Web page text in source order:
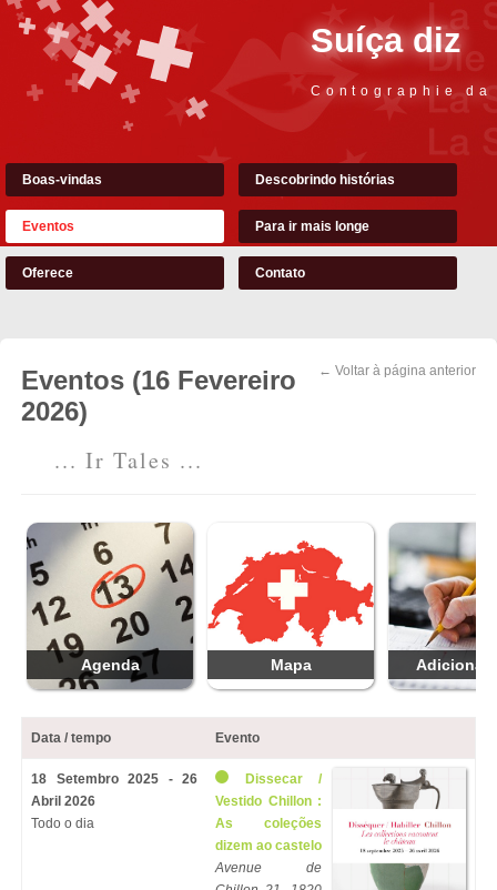
Suíça diz
Contographie
Boas-vindas Descobrindo histórias
Eventos Para ir mais longe
Oferece Contato
← Voltar à página anterior
Eventos (16 Fevereiro
2026)
... Ir Tales ...
Agenda Mapa Adicionar
Data / tempo Evento
18 Setembro 2025 - 26
Abril 2026
Todo o dia
Dissecar /
Vestido Chillon :
As coleções
dizem ao castelo
Avenue de